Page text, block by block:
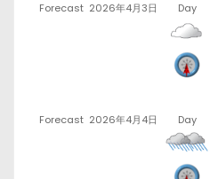
Forecast 2026年4月3日 Day
Forecast 2026年4月4日 Day